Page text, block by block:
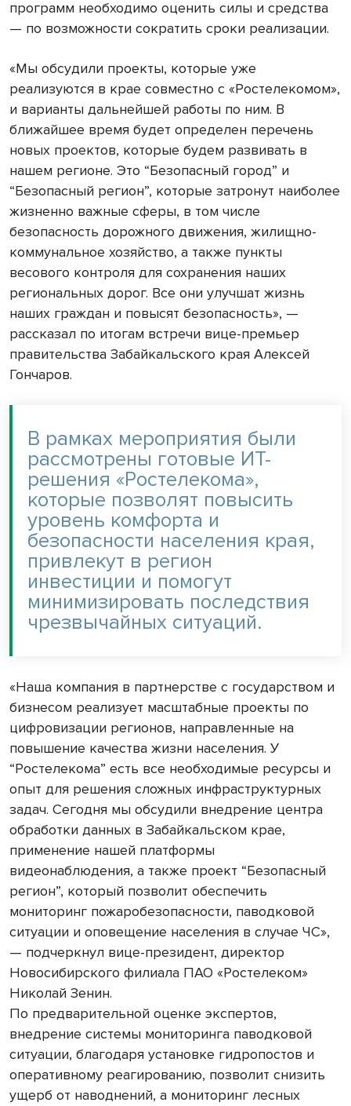
программ необходимо оценить силы и средства
— по возможности сократить сроки реализации.
«Мы обсудили проекты, которые уже
реализуются в крае совместно с «Ростелекомом»,
и варианты дальнейшей работы по ним. В
ближайшее время будет определен перечень
новых проектов, которые будем развивать в
нашем регионе. Это “Безопасный город” и
“Безопасный регион”, которые затронут наиболее
жизненно важные сферы, в том числе
безопасность дорожного движения, жилищно-
коммунальное хозяйство, а также пункты
весового контроля для сохранения наших
региональных дорог. Все они улучшат жизнь
наших граждан и повысят безопасность», —
рассказал по итогам встречи вице-премьер
правительства Забайкальского края Алексей
Гончаров.
В рамках мероприятия были
рассмотрены готовые ИТ-
решения «Ростелекома»,
которые позволят повысить
уровень комфорта и
безопасности населения края,
привлекут в регион
инвестиции и помогут
минимизировать последствия
чрезвычайных ситуаций.
«Наша компания в партнерстве с государством и
бизнесом реализует масштабные проекты по
цифровизации регионов, направленные на
повышение качества жизни населения. У
“Ростелекома” есть все необходимые ресурсы и
опыт для решения сложных инфраструктурных
задач. Сегодня мы обсудили внедрение центра
обработки данных в Забайкальском крае,
применение нашей платформы
видеонаблюдения, а также проект “Безопасный
регион”, который позволит обеспечить
мониторинг пожаробезопасности, паводковой
ситуации и оповещение населения в случае ЧС»,
— подчеркнул вице-президент, директор
Новосибирского филиала ПАО «Ростелеком»
Николай Зенин.
По предварительной оценке экспертов,
внедрение системы мониторинга паводковой
ситуации, благодаря установке гидропостов и
оперативному реагированию, позволит снизить
ущерб от наводнений, а мониторинг лесных